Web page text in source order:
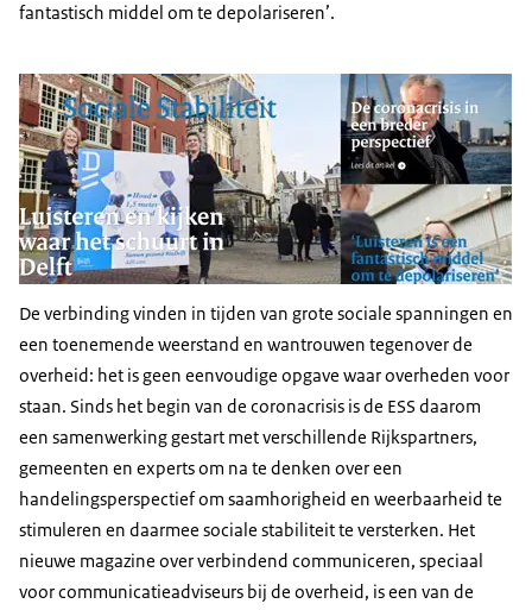
fantastisch middel om te depolariseren’.
De verbinding vinden in tijden van grote sociale spanningen en
een toenemende weerstand en wantrouwen tegenover de
overheid: het is geen eenvoudige opgave waar overheden voor
staan. Sinds het begin van de coronacrisis is de ESS daarom
een samenwerking gestart met verschillende Rijkspartners,
gemeenten en experts om na te denken over een
handelingsperspectief om saamhorigheid en weerbaarheid te
stimuleren en daarmee sociale stabiliteit te versterken. Het
nieuwe magazine over verbindend communiceren, speciaal
voor communicatieadviseurs bij de overheid, is een van de